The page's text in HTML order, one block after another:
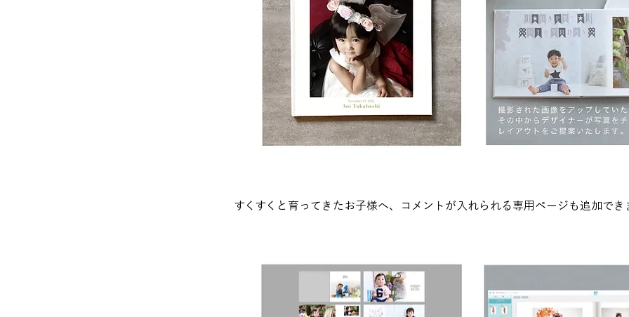
すくすくと育ってきたお子様へ、コメントが入れられる専用ページも追加でき